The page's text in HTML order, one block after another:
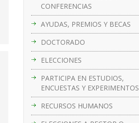
CONFERENCIAS
AYUDAS, PREMIOS Y BECAS
DOCTORADO
ELECCIONES
PARTICIPA EN ESTUDIOS,
ENCUESTAS Y EXPERIMENTOS
RECURSOS HUMANOS